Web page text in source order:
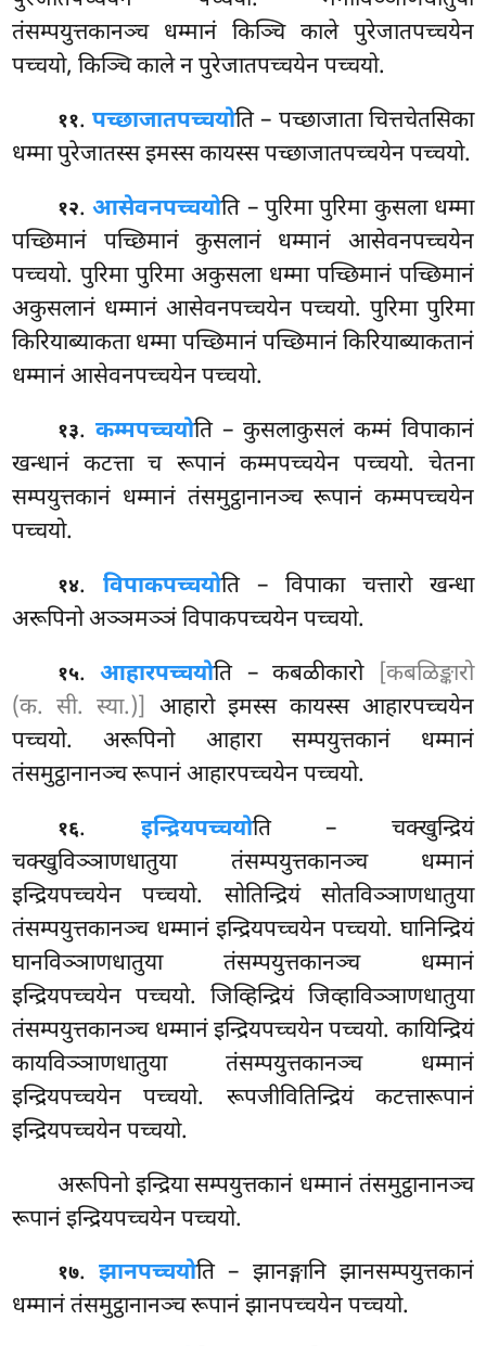
तंसम्पयुत्तकानञ्च धम्मानं किञ्चि काले पुरेजातपच्चयेन
पच्चयो, किञ्चि काले न पुरेजातपच्चयेन पच्चयो.
११.पच्छाजातपच्चयोति – पच्छाजाता चित्तचेतसिका
धम्मा पुरेजातस्स इमस्स कायस्स पच्छाजातपच्चयेन पच्चयो.
१२.आसेवनपच्चयोति – पुरिमा पुरिमा कुसला धम्मा
पच्छिमानं पच्छिमानं कुसलानं धम्मानं आसेवनपच्चयेन
पच्चयो. पुरिमा पुरिमा अकुसला धम्मा पच्छिमानं पच्छिमानं
अकुसलानं धम्मानं आसेवनपच्चयेन पच्चयो. पुरिमा पुरिमा
किरियाब्याकता धम्मा पच्छिमानं पच्छिमानं किरियाब्याकतानं
धम्मानं आसेवनपच्चयेन पच्चयो.
१३. कम्मपच्चयोति – कुसलाकुसलं कम्मं विपाकानं
खन्धानं कटत्ता च रूपानं कम्मपच्चयेन पच्चयो. चेतना
सम्पयुत्तकानं धम्मानं तंसमुट्ठानानञ्च रूपानं कम्मपच्चयेन
पच्चयो.
१४. विपाकपच्चयोति – विपाका चत्तारो खन्धा
अरूपिनो अञ्ञमञ्ञं विपाकपच्चयेन पच्चयो.
१५.आहारपच्चयोति – कबळीकारो
[कबळिङ्कारो
(क. सी. स्या.)] आहारो इमस्स कायस्स आहारपच्चयेन
पच्चयो. अरूपिनो आहारा सम्पयुत्तकानं धम्मानं
तंसमुट्ठानानञ्च रूपानं आहारपच्चयेन पच्चयो.
१६. इन्द्रियपच्चयोति– चक्खुन्द्रियं
चक्खुविञ्ञाणधातुया तंसम्पयुत्तकानञ्च धम्मानं
इन्द्रियपच्चयेन पच्चयो. सोतिन्द्रियं सोतविञ्ञाणधातुया
तंसम्पयुत्तकानञ्च धम्मानं इन्द्रियपच्चयेन पच्चयो. घानिन्द्रियं
घानविञ्ञाणधातुया तंसम्पयुत्तकानञ्च धम्मानं
इन्द्रियपच्चयेन पच्चयो. जिव्हिन्द्रियं जिव्हाविञ्ञाणधातुया
तंसम्पयुत्तकानञ्च धम्मानं इन्द्रियपच्चयेन पच्चयो. कायिन्द्रियं
कायविञ्ञाणधातुया तंसम्पयुत्तकानञ्च धम्मानं
इन्द्रियपच्चयेन पच्चयो. रूपजीवितिन्द्रियं कटत्तारूपानं
इन्द्रियपच्चयेन पच्चयो.
अरूपिनो इन्द्रिया सम्पयुत्तकानं धम्मानं तंसमुट्ठानानञ्च
रूपानं इन्द्रियपच्चयेन पच्चयो.
१७.झानपच्चयोति – झानङ्गानि झानसम्पयुत्तकानं
धम्मानं तंसमुट्ठानानञ्च रूपानं झानपच्चयेन पच्चयो.